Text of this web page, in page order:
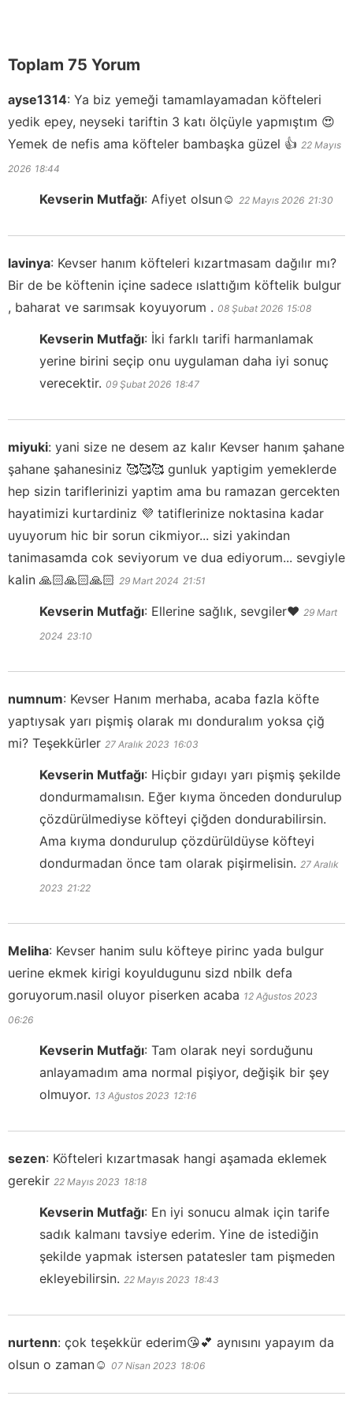
Toplam 75 Yorum
ayse1314: Ya biz yemeği tamamlayamadan köfteleri
yedik epey, neyseki tariftin 3 katı ölçüyle yapmıştım 😍
Yemek de nefis ama köfteler bambaşka güzel 👍 22 Mayıs
2026 18:44
Kevserin Mutfağı: Afiyet olsun☺️ 22 Mayıs 2026 21:30
lavinya: Kevser hanım köfteleri kızartmasam dağılır mı?
Bir de be köftenin içine sadece ıslattığım köftelik bulgur
, baharat ve sarımsak koyuyorum . 08 Şubat 2026 15:08
Kevserin Mutfağı: İki farklı tarifi harmanlamak
yerine birini seçip onu uygulaman daha iyi sonuç
verecektir. 09 Şubat 2026 18:47
miyuki: yani size ne desem az kalır Kevser hanım şahane
şahane şahanesiniz 🥰🥰🥰 gunluk yaptigim yemeklerde
hep sizin tariflerinizi yaptim ama bu ramazan gercekten
hayatimizi kurtardiniz 💜 tatiflerinize noktasina kadar
uyuyorum hic bir sorun cikmiyor... sizi yakindan
tanimasamda cok seviyorum ve dua ediyorum... sevgiyle
kalin 🙏🏻🙏🏻🙏🏻 29 Mart 2024 21:51
Kevserin Mutfağı: Ellerine sağlık, sevgiler❤️ 29 Mart
2024 23:10
numnum: Kevser Hanım merhaba, acaba fazla köfte
yaptıysak yarı pişmiş olarak mı donduralım yoksa çiğ
mi? Teşekkürler 27 Aralık 2023 16:03
Kevserin Mutfağı: Hiçbir gıdayı yarı pişmiş şekilde
dondurmamalısın. Eğer kıyma önceden dondurulup
çözdürülmediyse köfteyi çiğden dondurabilirsin.
Ama kıyma dondurulup çözdürüldüyse köfteyi
dondurmadan önce tam olarak pişirmelisin. 27 Aralık
2023 21:22
Meliha: Kevser hanim sulu köfteye pirinc yada bulgur
uerine ekmek kirigi koyuldugunu sizd nbilk defa
goruyorum.nasil oluyor piserken acaba 12 Ağustos 2023
06:26
Kevserin Mutfağı: Tam olarak neyi sorduğunu
anlayamadım ama normal pişiyor, değişik bir şey
olmuyor. 13 Ağustos 2023 12:16
sezen: Köfteleri kızartmasak hangi aşamada eklemek
gerekir 22 Mayıs 2023 18:18
Kevserin Mutfağı: En iyi sonucu almak için tarife
sadık kalmanı tavsiye ederim. Yine de istediğin
şekilde yapmak istersen patatesler tam pişmeden
ekleyebilirsin. 22 Mayıs 2023 18:43
nurtenn: çok teşekkür ederim😘💕 aynısını yapayım da
olsun o zaman☺ 07 Nisan 2023 18:06